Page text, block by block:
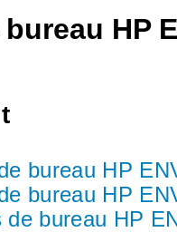
HP
bureau HP
bureau HP
bureau HP